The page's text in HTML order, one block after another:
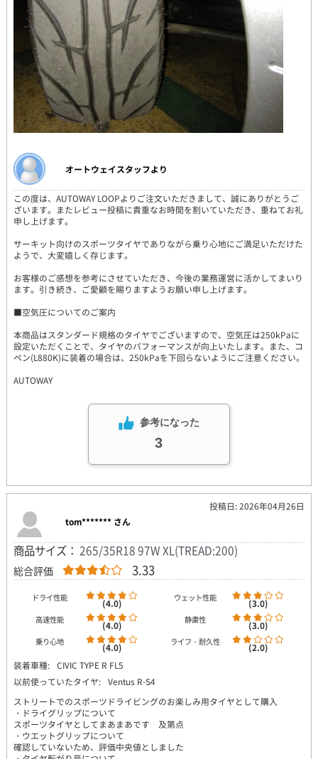
オートウェイスタッフより
この度は、AUTOWAY LOOPよりご注文いただきまして、誠にありがとうご
ざいます。またレビュー投稿に貴重なお時間を割いていただき、重ねてお礼
申し上げます。
サーキット向けのスポーツタイヤでありながら乗り心地にご満足いただけた
ようで、大変嬉しく存じます。
お客様のご感想を参考にさせていただき、今後の業務運営に活かしてまいり
ます。引き続き、ご愛顧を賜りますようお願い申し上げます。
■空気圧についてのご案内
本商品はスタンダード規格のタイヤでございますので、空気圧は250kPaに
設定いただくことで、タイヤのパフォーマンスが向上いたします。また、コ
ペン(L880K)に装着の場合は、250kPaを下回らないようにご注意ください。
AUTOWAY
参考になった
3
投稿日: 2026年04月26日
tom******* さん
商品サイズ： 265/35R18 97W XL(TREAD:200)
総合評価 3.33
ドライ性能 (4.0) ウェット性能 (3.0)
高速性能 (4.0) 静粛性 (3.0)
乗り心地 (4.0) ライフ・耐久性
(2.0)
装着車種: CIVIC TYPE R FL5
以前使っていたタイヤ: Ventus R-S4
ストリートでのスポーツドライビングのお楽しみ用タイヤとして購入
・ドライグリップについて
スポーツタイヤとしてまあまあです 及第点
・ウエットグリップについて
確認していないため、評価中央値としました